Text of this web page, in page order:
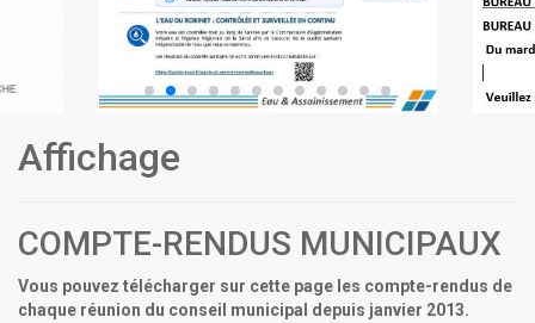
Affichage
COMPTE-RENDUS MUNICIPAUX
Vous pouvez télécharger sur cette page les compte-rendus de
chaque réunion du conseil municipal depuis janvier 2013.